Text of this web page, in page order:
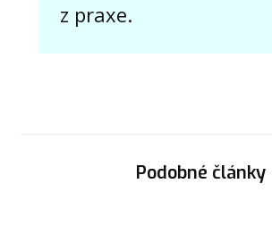
z praxe.
Podobné články